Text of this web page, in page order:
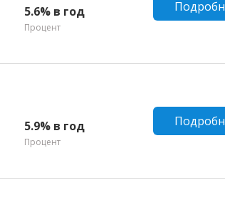
5.6% в год
Процент
5.9% в год
Процент